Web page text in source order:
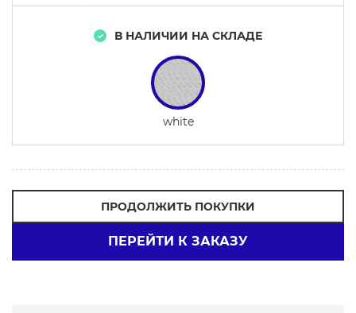
В НАЛИЧИИ НА СКЛАДЕ
white
ПРОДОЛЖИТЬ ПОКУПКИ
ПЕРЕЙТИ К ЗАКАЗУ